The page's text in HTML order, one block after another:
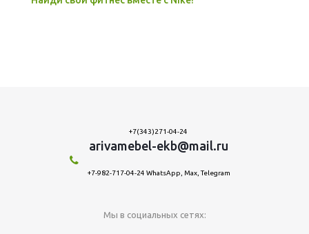
+7(343)271-04-24
arivamebel-ekb@mail.ru
+7-982-717-04-24 WhatsApp, Max, Telegram
Мы в социальных сетях: